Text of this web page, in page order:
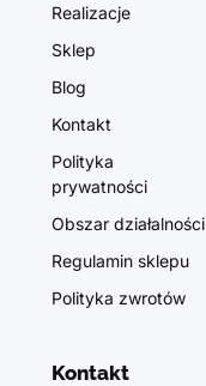
Realizacje
Sklep
Blog
Kontakt
Polityka
prywatności
Obszar działalności
Regulamin sklepu
Polityka zwrotów
Kontakt